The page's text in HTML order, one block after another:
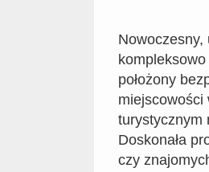
Nowoczesny,
położony
miejscowości
turystycznym
Doskonała
czy